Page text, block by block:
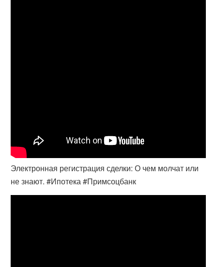
Электронная регистрация сделки: О чем молчат или
не знают. #Ипотека #Примсоцбанк